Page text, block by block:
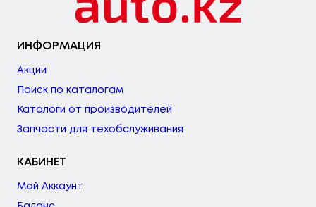
ИНФОРМАЦИЯ
Акции
Поиск по каталогам
Каталоги от производителей
Запчасти для техобслуживания
КАБИНЕТ
Мой Аккаунт